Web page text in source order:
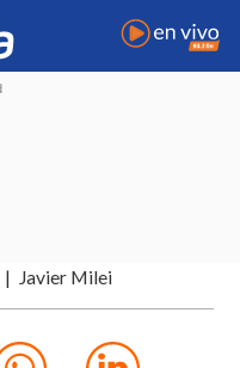
Javier Milei